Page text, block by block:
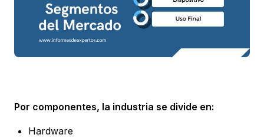
Por componentes, la industria se divide en:
Hardware